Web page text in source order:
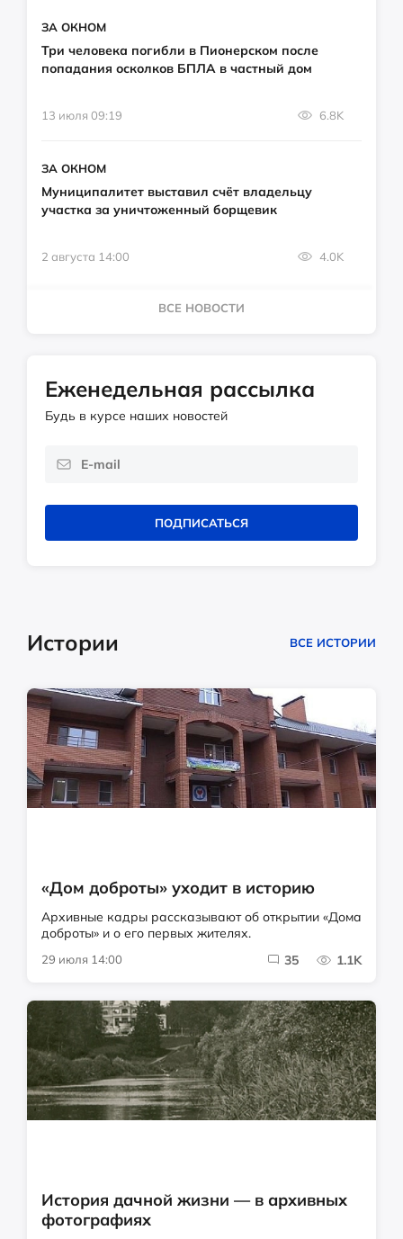
ЗА ОКНОМ
Три человека погибли в Пионерском после
попадания осколков БПЛА в частный дом
13 июля 09:19 6.8K
ЗА ОКНОМ
Муниципалитет выставил счёт владельцу
участка за уничтоженный борщевик
2 августа 14:00 4.0K
ВСЕ НОВОСТИ
Еженедельная рассылка
Будь в курсе наших новостей
ПОДПИСАТЬСЯ
Истории ВСЕ ИСТОРИИ
«Дом доброты» уходит в историю
Архивные кадры рассказывают об открытии «Дома
доброты» и о его первых жителях.
29 июля 14:00 35 1.1K
История дачной жизни — в архивных
фотографиях